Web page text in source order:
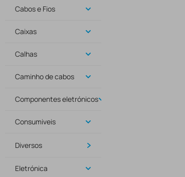
Cabos e Fios
Caixas
Calhas
Caminho de cabos
Componentes eletrónicos
Consumiveis
Diversos
Eletrónica